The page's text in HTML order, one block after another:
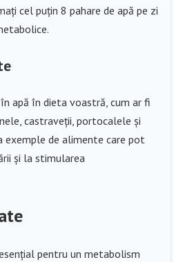
cel puțin 8 pahare de apă pe zi
apă în dieta voastră, cum ar fi
castraveții, portocalele și
exemple de alimente care pot
și la stimularea
pentru un metabolism